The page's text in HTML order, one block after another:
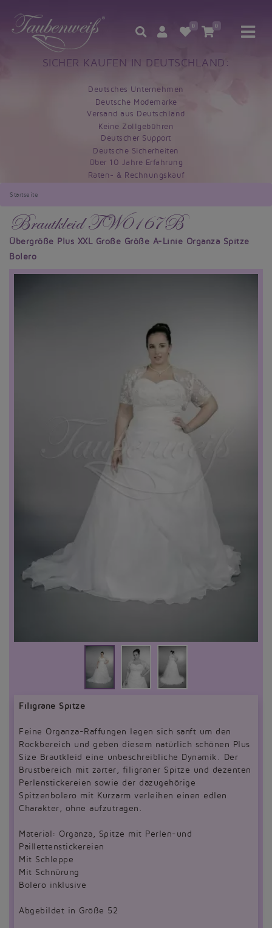
0 0
SICHER KAUFEN IN DEUTSCHLAND:
Deutsches Unternehmen
Deutsche Modemarke
Versand aus Deutschland
Keine Zollgebühren
Deutscher Support
Deutsche Sicherheiten
Über 10 Jahre Erfahrung
Raten- & Rechnungskauf
Startseite
Brautkleid TW0167B
Übergröße Plus XXL Große Größe A-Linie Organza Spitze
Bolero
Filigrane Spitze
Feine Organza-Raffungen legen sich sanft um den
Rockbereich und geben diesem natürlich schönen Plus
Size Brautkleid eine unbeschreibliche Dynamik. Der
Brustbereich mit zarter, filigraner Spitze und dezenten
Perlenstickereien sowie der dazugehörige
Spitzenbolero mit Kurzarm verleihen einen edlen
Charakter, ohne aufzutragen.
Material: Organza, Spitze mit Perlen-und
Paillettenstickereien
Mit Schleppe
Mit Schnürung
Bolero inklusive
Abgebildet in Größe 52